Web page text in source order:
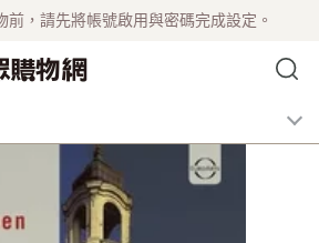
前，請先將帳號啟用與密碼完成設定。